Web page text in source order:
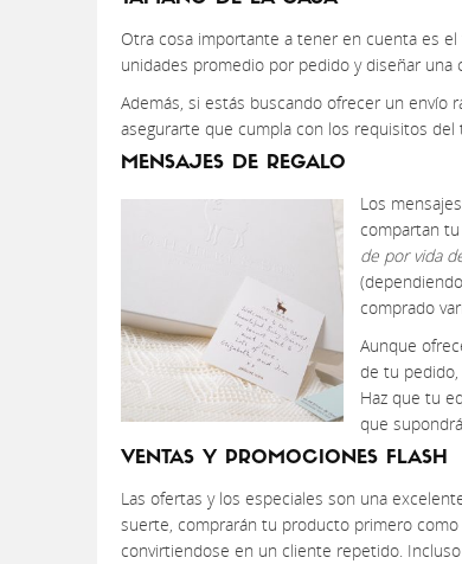
Otra cosa importante a tener en cuenta es el
unidades promedio por pedido y diseñar una
Además, si estás buscando ofrecer un envío
asegurarte que cumpla con los requisitos
MENSAJES DE REGALO
Los
compartan
de por vida
comprado
Aunque
de tu
Haz que tu
que
VENTAS Y PROMOCIONES FLASH
Las ofertas y los especiales son una
suerte, comprarán tu producto primero
convirtiendose en un cliente repetido.